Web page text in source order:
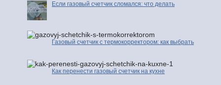
Если газовый счетчик сломался: что делать
Газовый счетчик с термокорректором: как выбрать
Как перенести газовый счетчик на кухне